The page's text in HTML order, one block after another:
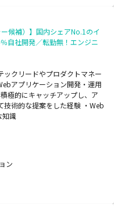
候補）】国内シェアNo.1のイ
自社開発／転勤無！エンジニ
クリードやプロダクトマネー
アプリケーション開発・運用
極的にキャッチアップし、ア
技術的な提案をした経験 ・Web
知識
ン